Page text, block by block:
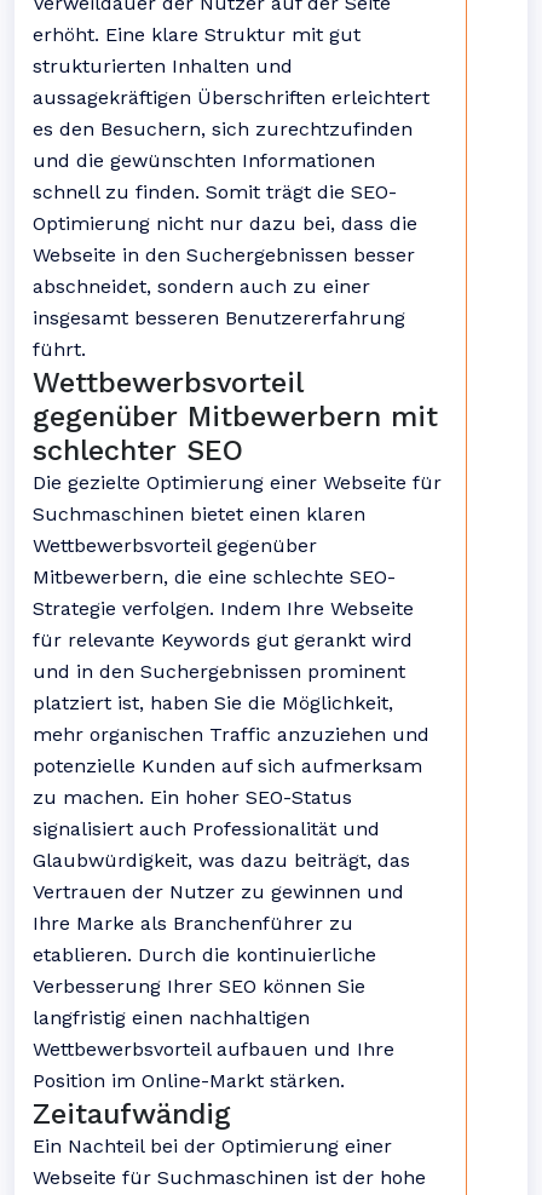
erhöht. Eine klare Struktur mit gut
strukturierten Inhalten und
aussagekräftigen Überschriften erleichtert
es den Besuchern, sich zurechtzufinden
und die gewünschten Informationen
schnell zu finden. Somit trägt die SEO-
Optimierung nicht nur dazu bei, dass die
Webseite in den Suchergebnissen besser
abschneidet, sondern auch zu einer
insgesamt besseren Benutzererfahrung
führt.
Wettbewerbsvorteil
gegenüber Mitbewerbern mit
schlechter SEO
Die gezielte Optimierung einer Webseite für
Suchmaschinen bietet einen klaren
Wettbewerbsvorteil gegenüber
Mitbewerbern, die eine schlechte SEO-
Strategie verfolgen. Indem Ihre Webseite
für relevante Keywords gut gerankt wird
und in den Suchergebnissen prominent
platziert ist, haben Sie die Möglichkeit,
mehr organischen Traffic anzuziehen und
potenzielle Kunden auf sich aufmerksam
zu machen. Ein hoher SEO-Status
signalisiert auch Professionalität und
Glaubwürdigkeit, was dazu beiträgt, das
Vertrauen der Nutzer zu gewinnen und
Ihre Marke als Branchenführer zu
etablieren. Durch die kontinuierliche
Verbesserung Ihrer SEO können Sie
langfristig einen nachhaltigen
Wettbewerbsvorteil aufbauen und Ihre
Position im Online-Markt stärken.
Zeitaufwändig
Ein Nachteil bei der Optimierung einer
Webseite für Suchmaschinen ist der hohe